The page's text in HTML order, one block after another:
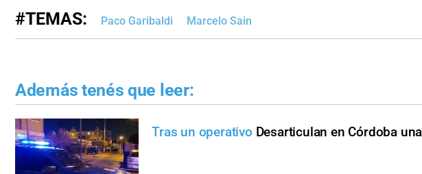
#TEMAS: Paco Garibaldi Marcelo Sain
Además tenés que leer:
Tras un operativo Desarticulan en Córdoba